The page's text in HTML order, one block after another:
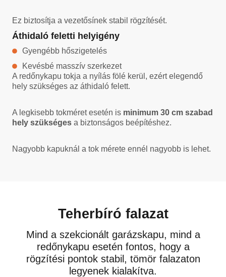
Ez biztosítja a vezetősínek stabil rögzítését.
Áthidaló feletti helyigény
Gyengébb hőszigetelés
Kevésbé masszív szerkezet
A redőnykapu tokja a nyílás fölé kerül, ezért elegendő
hely szükséges az áthidaló felett.
A legkisebb tokméret esetén is minimum 30 cm szabad
hely szükséges a biztonságos beépítéshez.
Nagyobb kapuknál a tok mérete ennél nagyobb is lehet.
Teherbíró falazat
Mind a szekcionált garázskapu, mind a
redőnykapu esetén fontos, hogy a
rögzítési pontok stabil, tömör falazaton
legyenek kialakítva.